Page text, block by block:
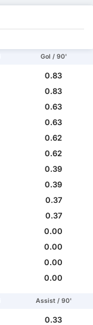
Gol / 90'
0.83
0.83
0.63
0.63
0.62
0.62
0.39
0.39
0.37
0.37
0.00
0.00
0.00
0.00
Assist / 90'
0.33